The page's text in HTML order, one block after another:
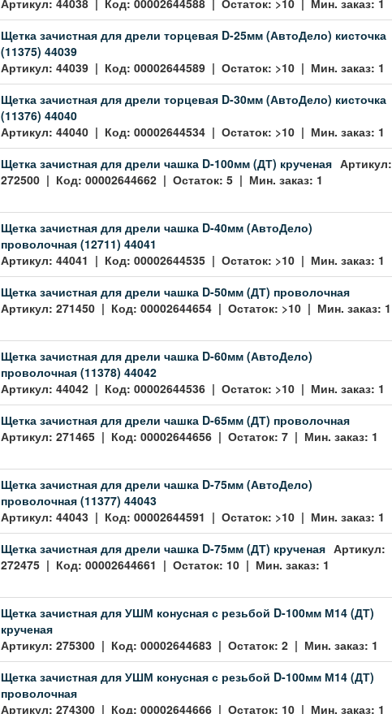
Щетка зачистная для дрели торцевая D-25мм (АвтоДело) кисточка
(11375) 44039
Артикул: 44039 | Код: 00002644589 | Остаток: >10 | Мин. заказ: 1
Щетка зачистная для дрели торцевая D-30мм (АвтоДело) кисточка
(11376) 44040
Артикул: 44040 | Код: 00002644534 | Остаток: >10 | Мин. заказ: 1
Щетка зачистная для дрели чашка D-100мм (ДТ) крученая Артикул:
272500 | Код: 00002644662 | Остаток: 5 | Мин. заказ: 1
Щетка зачистная для дрели чашка D-40мм (АвтоДело)
проволочная (12711) 44041
Артикул: 44041 | Код: 00002644535 | Остаток: >10 | Мин. заказ: 1
Щетка зачистная для дрели чашка D-50мм (ДТ) проволочная
Артикул: 271450 | Код: 00002644654 | Остаток: >10 | Мин. заказ: 1
Щетка зачистная для дрели чашка D-60мм (АвтоДело)
проволочная (11378) 44042
Артикул: 44042 | Код: 00002644536 | Остаток: >10 | Мин. заказ: 1
Щетка зачистная для дрели чашка D-65мм (ДТ) проволочная
Артикул: 271465 | Код: 00002644656 | Остаток: 7 | Мин. заказ: 1
Щетка зачистная для дрели чашка D-75мм (АвтоДело)
проволочная (11377) 44043
Артикул: 44043 | Код: 00002644591 | Остаток: >10 | Мин. заказ: 1
Щетка зачистная для дрели чашка D-75мм (ДТ) крученая Артикул:
272475 | Код: 00002644661 | Остаток: 10 | Мин. заказ: 1
Щетка зачистная для УШМ конусная с резьбой D-100мм М14 (ДТ)
крученая
Артикул: 275300 | Код: 00002644683 | Остаток: 2 | Мин. заказ: 1
Щетка зачистная для УШМ конусная с резьбой D-100мм М14 (ДТ)
проволочная
Артикул: 274300 | Код: 00002644666 | Остаток: 10 | Мин. заказ: 1